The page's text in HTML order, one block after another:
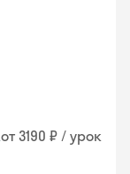
от 3190 ₽ / урок